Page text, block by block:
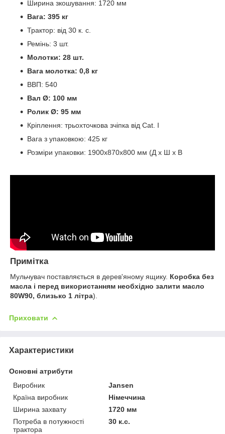
Ширина зкошування: 1720 мм
Вага: 395 кг
Трактор: від 30 к. с.
Ремінь: 3 шт.
Молотки: 28 шт.
Вага молотка: 0,8 кг
ВВП: 540
Вал Ø: 100 мм
Ролик Ø: 95 мм
Кріплення: трьохточкова зчіпка від Cat. I
Вага з упаковкою: 425 кг
Розміри упаковки: 1900x870x800 мм (Д x Ш x В
Примітка
Мульчувач поставляється в дерев'яному ящику. Коробка без
масла і перед використанням необхідно залити масло
80W90, близько 1 літра).
Приховати
Характеристики
Основні атрибути
Виробник
Jansen
Країна виробник
Німеччина
Ширина захвату
1720 мм
Потреба в потужності
трактора
30 к.с.